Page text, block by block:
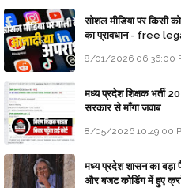
सोशल मीडिया पर किसी
का प्रावधान - free
8/01/2026 06:36:00
मध्य प्रदेश शिक्षक भर्ती
सरकार से माँगा जवाब
8/05/2026 10:49:00
मध्य प्रदेश शासन का बड़ा
और बजट कोडिंग में हुए